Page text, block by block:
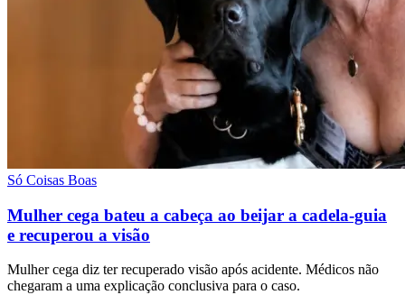
Só Coisas Boas
Mulher cega bateu a cabeça ao beijar a cadela-guia
e recuperou a visão
Mulher cega diz ter recuperado visão após acidente. Médicos não
chegaram a uma explicação conclusiva para o caso.